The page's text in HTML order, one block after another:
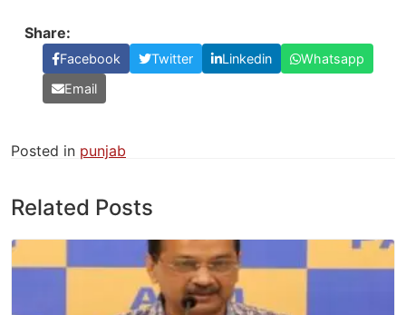
Share:
Facebook Twitter Linkedin
Whatsapp
Email
Posted in punjab
Related Posts